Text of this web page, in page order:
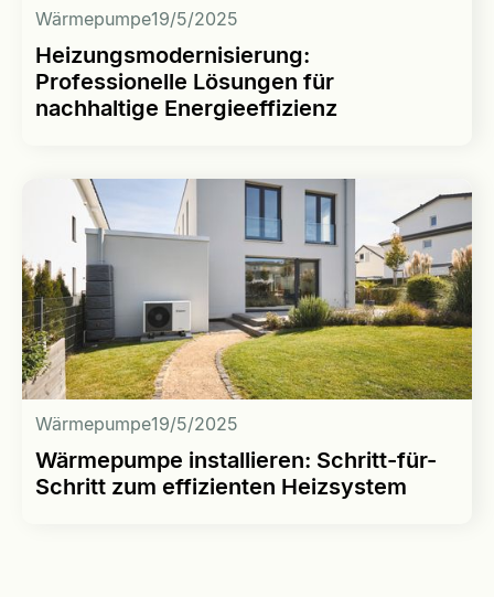
Wärmepumpe19/5/2025
Heizungsmodernisierung:
Professionelle Lösungen für
nachhaltige Energieeffizienz
Wärmepumpe19/5/2025
Wärmepumpe installieren: Schritt-für-
Schritt zum effizienten Heizsystem